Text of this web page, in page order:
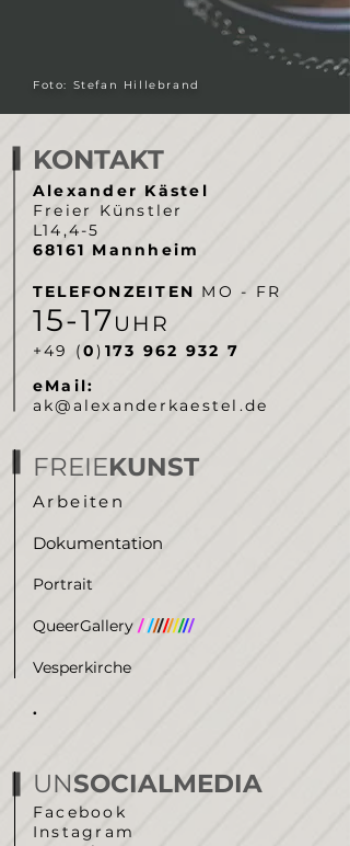
KONTAKT
Alexander Kästel
Freier Künstler
68161 Mannheim
TELEFONZEITEN
15-17UHR
‭+49 (0
FREIEKUNST
Arbeiten
Dokumentation
Portrait
QueerGallery
Vesperkirche
UNSOCIALMEDIA